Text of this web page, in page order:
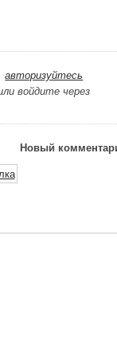
авторизуйтесь
войдите через
Новый